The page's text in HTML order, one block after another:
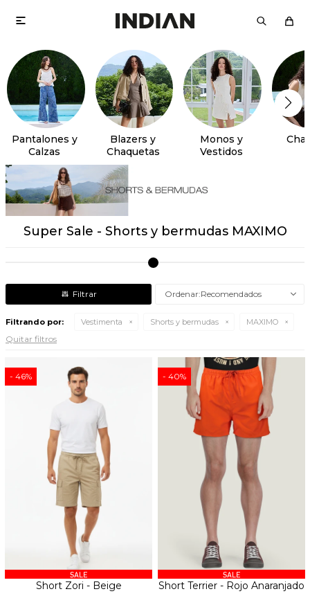

Pantalones y
Calzas
Blazers y
Chaquetas
Monos y
Vestidos
Super Sale - Shorts y bermudas MAXIMO
Recomendados
Filtrando por: Vestimenta Shorts y bermudas MAXIMO
Quitar filtros
46
Short Zori - Beige
40
Short Terrier - Rojo Anaranjado